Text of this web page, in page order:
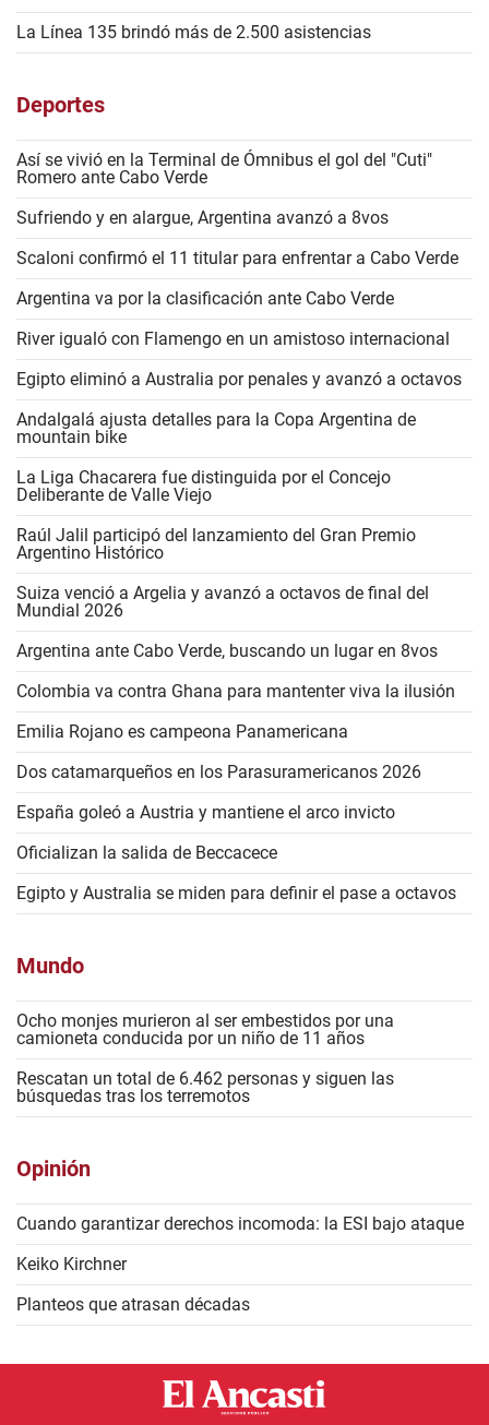
La Línea 135 brindó más de 2.500 asistencias
Deportes
Así se vivió en la Terminal de Ómnibus el gol del "Cuti"
Romero ante Cabo Verde
Sufriendo y en alargue, Argentina avanzó a 8vos
Scaloni confirmó el 11 titular para enfrentar a Cabo Verde
Argentina va por la clasificación ante Cabo Verde
River igualó con Flamengo en un amistoso internacional
Egipto eliminó a Australia por penales y avanzó a octavos
Andalgalá ajusta detalles para la Copa Argentina de
mountain bike
La Liga Chacarera fue distinguida por el Concejo
Deliberante de Valle Viejo
Raúl Jalil participó del lanzamiento del Gran Premio
Argentino Histórico
Suiza venció a Argelia y avanzó a octavos de final del
Mundial 2026
Argentina ante Cabo Verde, buscando un lugar en 8vos
Colombia va contra Ghana para mantenter viva la ilusión
Emilia Rojano es campeona Panamericana
Dos catamarqueños en los Parasuramericanos 2026
España goleó a Austria y mantiene el arco invicto
Oficializan la salida de Beccacece
Egipto y Australia se miden para definir el pase a octavos
Mundo
Ocho monjes murieron al ser embestidos por una
camioneta conducida por un niño de 11 años
Rescatan un total de 6.462 personas y siguen las
búsquedas tras los terremotos
Opinión
Cuando garantizar derechos incomoda: la ESI bajo ataque
Keiko Kirchner
Planteos que atrasan décadas